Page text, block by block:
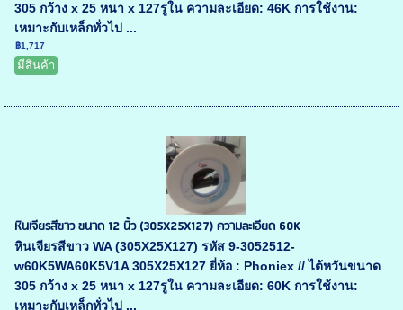
305 กว้าง x 25 หนา x 127รูใน ความละเอียด: 46K การใช้งาน:
เหมาะกับเหล็กทั่วไป ...
฿1,717
มีสินค้า
หินเจียรสีขาว ขนาด 12 นิ้ว (305X25X127) ความละเอียด 60K
หินเจียรสีขาว WA (305X25X127) รหัส 9-3052512-
w60K5WA60K5V1A 305X25X127 ยี่ห้อ : Phoniex // ไต้หวันขนาด
305 กว้าง x 25 หนา x 127รูใน ความละเอียด: 60K การใช้งาน:
เหมาะกับเหล็กทั่วไป ...